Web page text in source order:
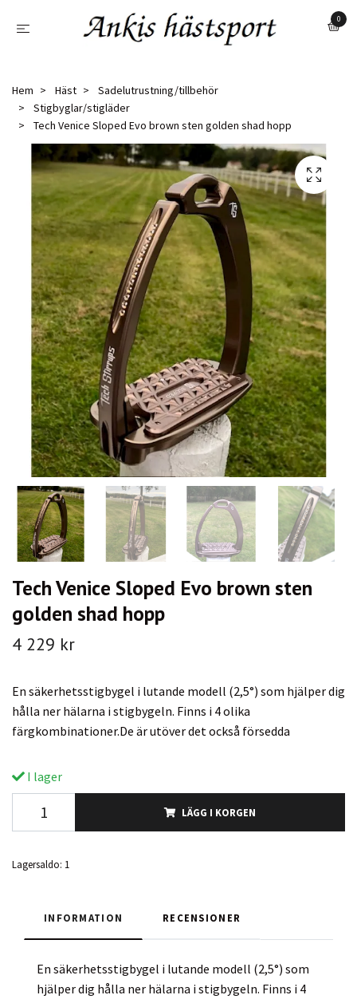
0
Hem Häst
Sadelutrustning/tillbehör
Stigbyglar/stigläder
Tech Venice Sloped Evo brown sten golden shad hopp
Tech Venice Sloped Evo brown sten
golden shad hopp
4 229 kr
En säkerhetsstigbygel i lutande modell (2,5°) som hjälper dig
hålla ner hälarna i stigbygeln. Finns i 4 olika
färgkombinationer.De är utöver det också försedda
I lager
LÄGG I KORGEN
Lagersaldo: 1
INFORMATION RECENSIONER
En säkerhetsstigbygel i lutande modell (2,5°) som
hjälper dig hålla ner hälarna i stigbygeln. Finns i 4